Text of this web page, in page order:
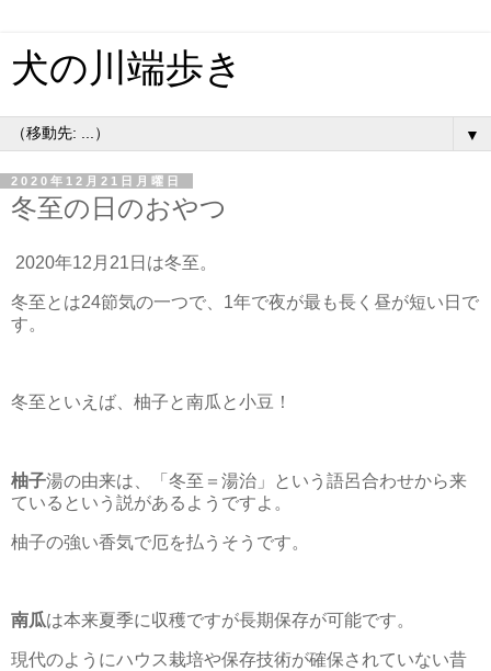
犬の川端歩き
▼
2020年12月21日月曜日
冬至の日のおやつ
2020年12月21日は冬至。
冬至とは24節気の一つで、1年で夜が最も長く昼が短い日で
す。
冬至といえば、柚子と南瓜と小豆！
柚子湯の由来は、「冬至＝湯治」という語呂合わせから来
ているという説があるようですよ。
柚子の強い香気で厄を払うそうです。
南瓜は本来夏季に収穫ですが長期保存が可能です。
現代のようにハウス栽培や保存技術が確保されていない昔